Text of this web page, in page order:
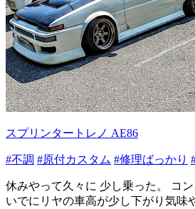
スプリンタートレノ AE86
#不調 #原付カスタム #修理ばっかり
休みやって久々に 少し乗った。 コ
いでにリヤの車高が少し下がり気味